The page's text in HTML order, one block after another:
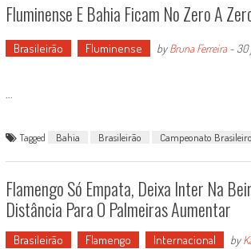
Fluminense E Bahia Ficam No Zero A
Brasileirão Fluminense byBruna Ferreira- 30
...
Tagged Bahia Brasileirão Campeonato Brasileiro
Flamengo Só Empata, Deixa Inter Na
Distância Para O Palmeiras Aumentar
Brasileirão Flamengo Internacional by